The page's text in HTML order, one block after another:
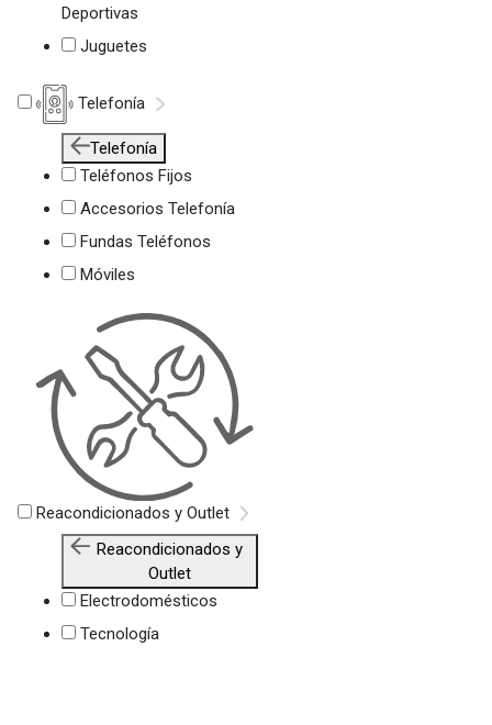
Deportivas
Juguetes
Telefonía
Telefonía
Teléfonos Fijos
Accesorios Telefonía
Fundas Teléfonos
Móviles
Reacondicionados y Outlet
Reacondicionados y
Outlet
Electrodomésticos
Tecnología